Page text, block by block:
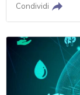
Condividi